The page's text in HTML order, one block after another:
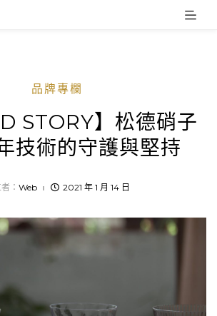
品牌專欄
STORY】松德硝子
技術的守護與堅持
： Web 2021 年 1 月 14 日